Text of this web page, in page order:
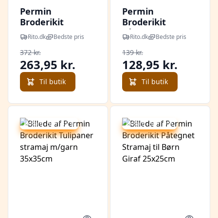
Permin
Broderikit
Stramaj m/ garn
hvalpe 40x40cm
Rito.dk Bedste pris
372 kr.
263,95 kr.
Til butik
Permin
Broderikit
Påtegnet
Stramaj til Børn
Hest 25x25cm
Rito.dk Bedste pris
139 kr.
128,95 kr.
Til butik
Udsalg - spar 31 % Udsalg - spar 9 %